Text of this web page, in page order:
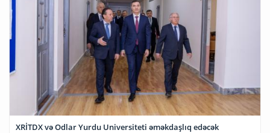
XRİTDX və Odlar Yurdu Universiteti əməkdaşlıq edəcək